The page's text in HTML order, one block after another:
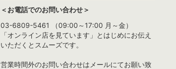
＜お電話でのお問い合わせ＞
03-6809-5461 （09:00～17:00 月～金）
「オンライン店を見ています」とはじめにお伝え
いただくとスムーズです。
営業時間外のお問い合わせはメールにてお願い致